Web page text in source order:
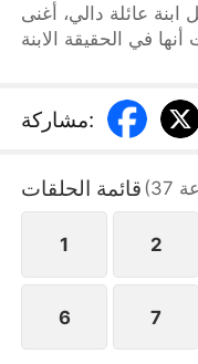
عائلة دالي، أغنى
في الحقيقة الابنة
بل أذلونها بكل طريقة
البدء في القتال
مشاركة:
قائمة الحلقات (37
1 2
6 7